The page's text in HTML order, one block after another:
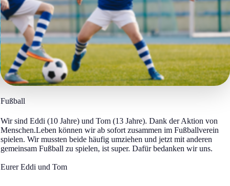
Fußball
Wir sind Eddi (10 Jahre) und Tom (13 Jahre). Dank der Aktion von
Menschen.Leben können wir ab sofort zusammen im Fußballverein
spielen. Wir mussten beide häufig umziehen und jetzt mit anderen
gemeinsam Fußball zu spielen, ist super. Dafür bedanken wir uns.
Eurer Eddi und Tom